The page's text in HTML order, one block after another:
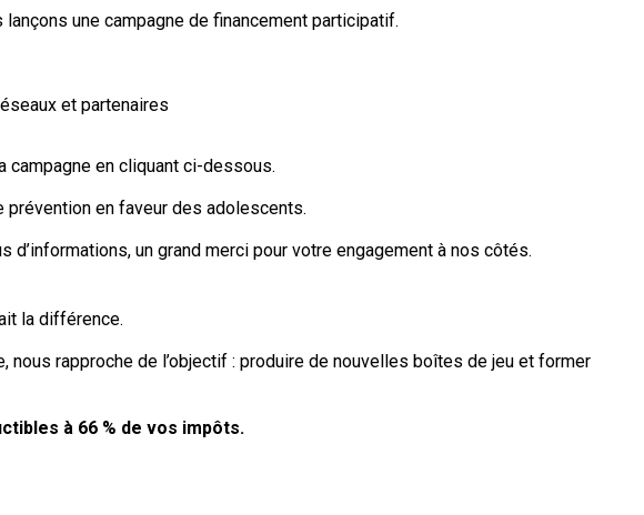
la différence.
nous rapproche de l’objectif : produire de nouvelles boîtes de jeu et former
à 66 % de vos impôts.
une campagne de financement participatif.
et partenaires
campagne en cliquant ci-dessous.
en faveur des adolescents.
d’informations, un grand merci pour votre engagement à nos côtés.